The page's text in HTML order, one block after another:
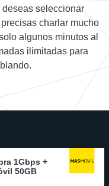
seleccionar
charlar mucho
algunos minutos al
ilimitadas para
1Gbps +
50GB